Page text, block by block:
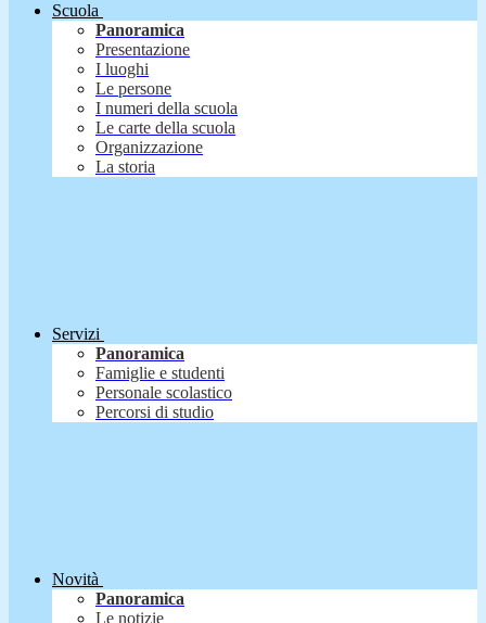
Scuola
Panoramica
Presentazione
I luoghi
Le persone
I numeri della scuola
Le carte della scuola
Organizzazione
La storia
Servizi
Panoramica
Famiglie e studenti
Personale scolastico
Percorsi di studio
Novità
Panoramica
Le notizie